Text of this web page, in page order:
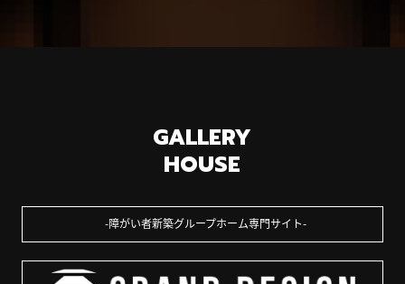
GALLERY
HOUSE
障がい者新築グループホーム専門サイト